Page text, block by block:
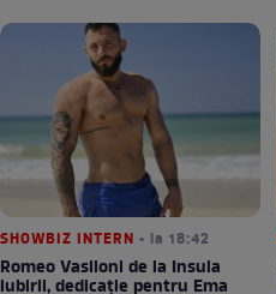
SHOWBIZ INTERN • la 18:42
Romeo Vasiloni de la Insula
iubirii, dedicație pentru Ema